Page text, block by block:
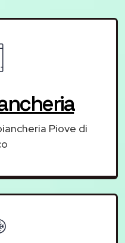
Piove di